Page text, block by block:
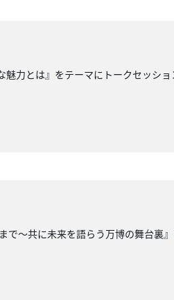
力とは』をテーマにトークセッシ
～共に未来を語らう万博の舞台裏